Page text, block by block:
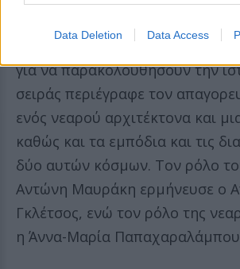
Data Deletion Data Access
τηλεθεατές συντονίζονταν στις
για να παρακολουθήσουν την
σειράς περιέγραφε τον
ενός νεαρού αρχιτέκτονα και
καθώς και τα εμπόδια και τις
δύο αυτών κόσμων. Τον ρόλο
Αντώνη Μαυράκη ερμήνευσε ο
Γκλέτσος, ενώ τον ρόλο της
η Άννα-Μαρία